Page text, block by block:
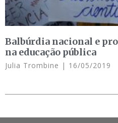
Balbúrdia nacional e
na educação pública
Julia Trombine 16/05/2019